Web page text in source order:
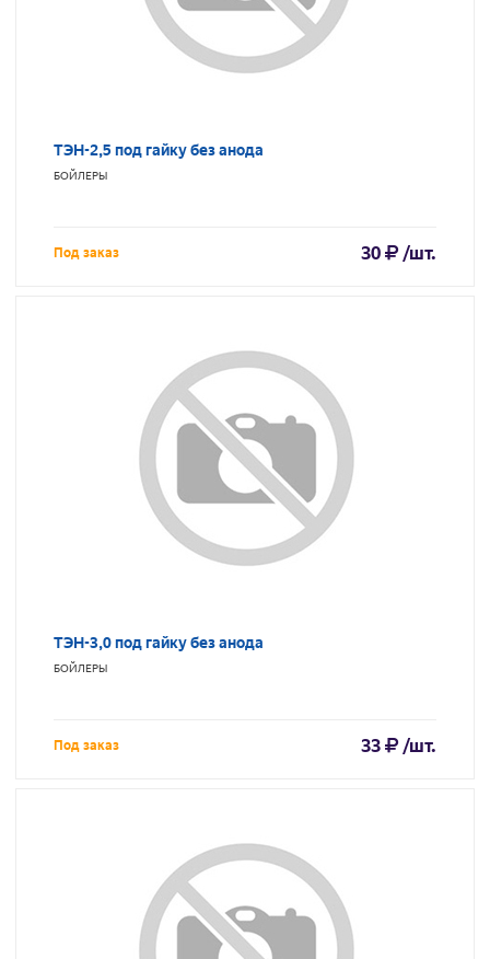
ТЭН-2,5 под гайку без анода
БОЙЛЕРЫ
Под заказ 30 /шт.
ТЭН-3,0 под гайку без анода
БОЙЛЕРЫ
Под заказ 33 /шт.